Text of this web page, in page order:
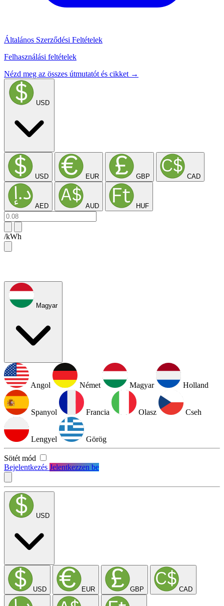
Általános Szerződési Feltételek
Felhasználási feltételek
Nézd meg az összes útmutatót és cikket →
USD
USD EUR GBP CAD
AED AUD HUF
/kWh
Magyar
Angol Német Magyar Holland
Spanyol Francia Olasz Cseh
Lengyel Görög
Sötét mód
Bejelentkezés Jelentkezzen be
USD
USD EUR GBP CAD